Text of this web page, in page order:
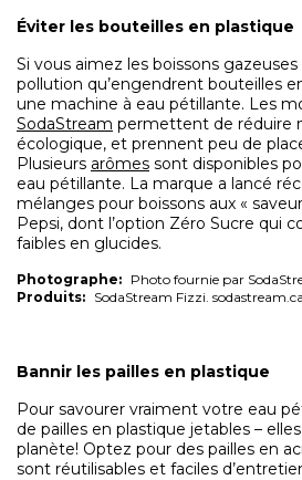
Éviter les bouteilles en plastique
Si vous aimez les boissons
pollution qu’engendrent bouteilles
une machine à eau pétillante. Les
SodaStream permettent de réduire
écologique, et prennent peu de
Plusieurs arômes sont disponibles
eau pétillante. La marque a lancé
mélanges pour boissons aux «
Pepsi, dont l’option Zéro Sucre qui
faibles en glucides.
Photographe: Photo fournie par
Produits: SodaStream Fizzi.
Bannir les pailles en plastique
Pour savourer vraiment votre eau
de pailles en plastique jetables –
planète! Optez pour des pailles en
sont réutilisables et faciles